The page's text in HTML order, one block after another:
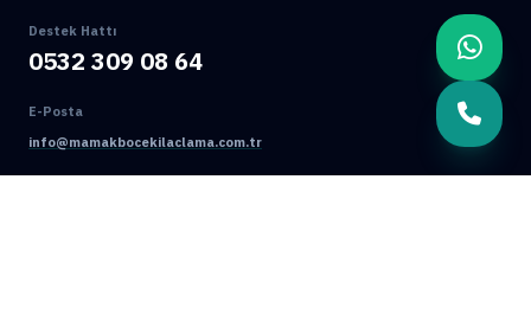
Destek Hattı
0532 309 08 64
E-Posta
info@mamakbocekilaclama.com.tr